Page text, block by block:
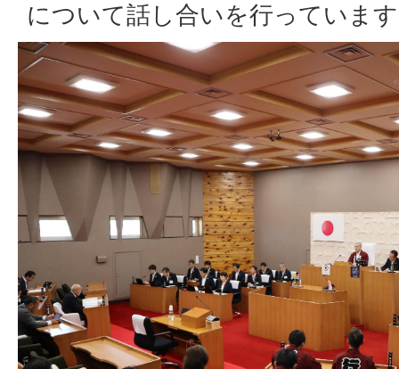
について話し合いを行っていま